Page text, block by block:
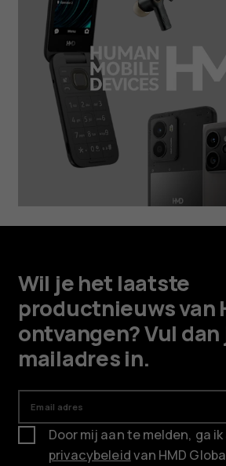
Wil je het laatste
productnieuws van
ontvangen? Vul dan
mailadres in.
Email adres
Door mij aan te melden, ga
privacybeleidvan HMD